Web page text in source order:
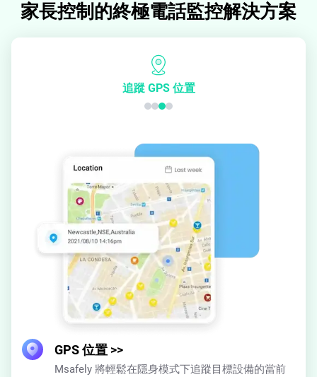
家長控制的終極電話監控解決方案
追蹤 GPS 位置
GPS 位置 >>
Msafely 將輕鬆在隱身模式下追蹤目標設備的當前